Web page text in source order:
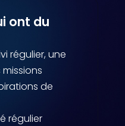
ont du
régulier, une
de
régulier